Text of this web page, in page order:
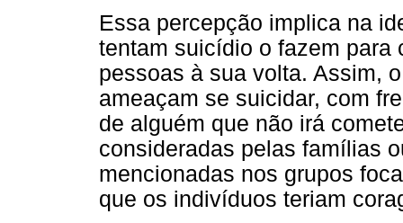
Essa percepção implica na
tentam suicídio o fazem para
pessoas à sua volta. Assim,
ameaçam se suicidar, com
de alguém que não irá
consideradas pelas famílias
mencionadas nos grupos
que os indivíduos teriam